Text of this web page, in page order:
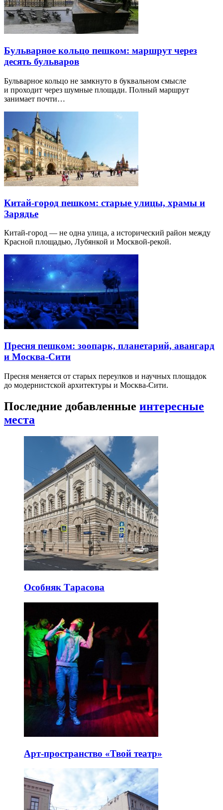
Бульварное кольцо пешком: маршрут через
десять бульваров
Бульварное кольцо не замкнуто в буквальном смысле
и проходит через шумные площади. Полный маршрут
занимает почти…
Китай-город пешком: старые улицы, храмы и
Зарядье
Китай-город — не одна улица, а исторический район между
Красной площадью, Лубянкой и Москвой-рекой.
Пресня пешком: зоопарк, планетарий, авангард
и Москва-Сити
Пресня меняется от старых переулков и научных площадок
до модернистской архитектуры и Москва-Сити.
Последние добавленные интересные
места
Особняк Тарасова
Арт-пространство «Твой театр»